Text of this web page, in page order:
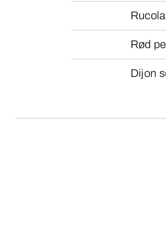
Rucola
Rød
Dijon